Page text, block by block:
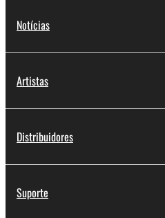
Notícias
Artistas
Distribuidores
Suporte